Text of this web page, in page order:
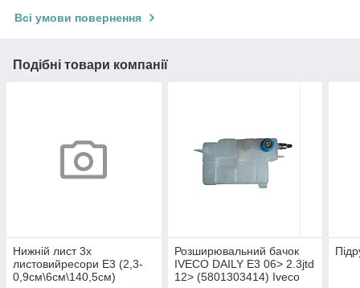
Всі умови повернення
Подібні товари компанії
Нижній лист 3х
листовийресори Е3 (2,3-
0,9см\6см\140,5см)
Розширювальний бачок
IVECO DAILY Е3 06> 2.3jtd
12> (5801303414) Iveco